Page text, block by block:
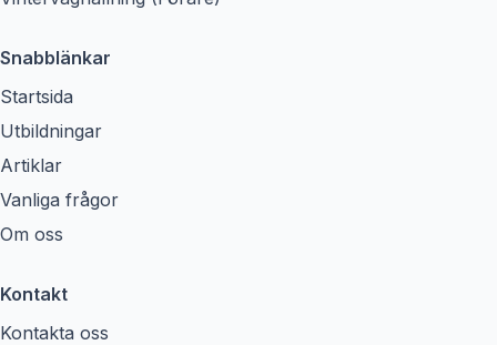
Snabblänkar
Startsida
Utbildningar
Artiklar
Vanliga frågor
Om oss
Kontakt
Kontakta oss